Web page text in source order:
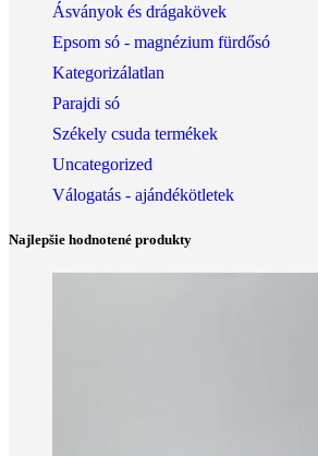
Ásványok és drágakövek
Epsom só - magnézium fürdősó
Kategorizálatlan
Parajdi só
Székely csuda termékek
Uncategorized
Válogatás - ajándékötletek
Najlepšie hodnotené produkty